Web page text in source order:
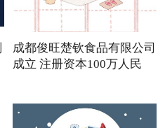
成都俊旺楚钦食品有限公司
成立 注册资本100万人民